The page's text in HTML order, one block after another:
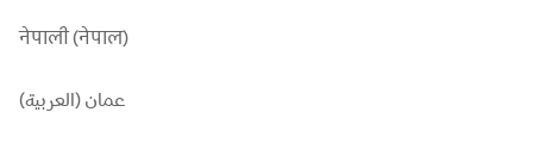
नेपाली (नेपाल)
عمان (العربية)